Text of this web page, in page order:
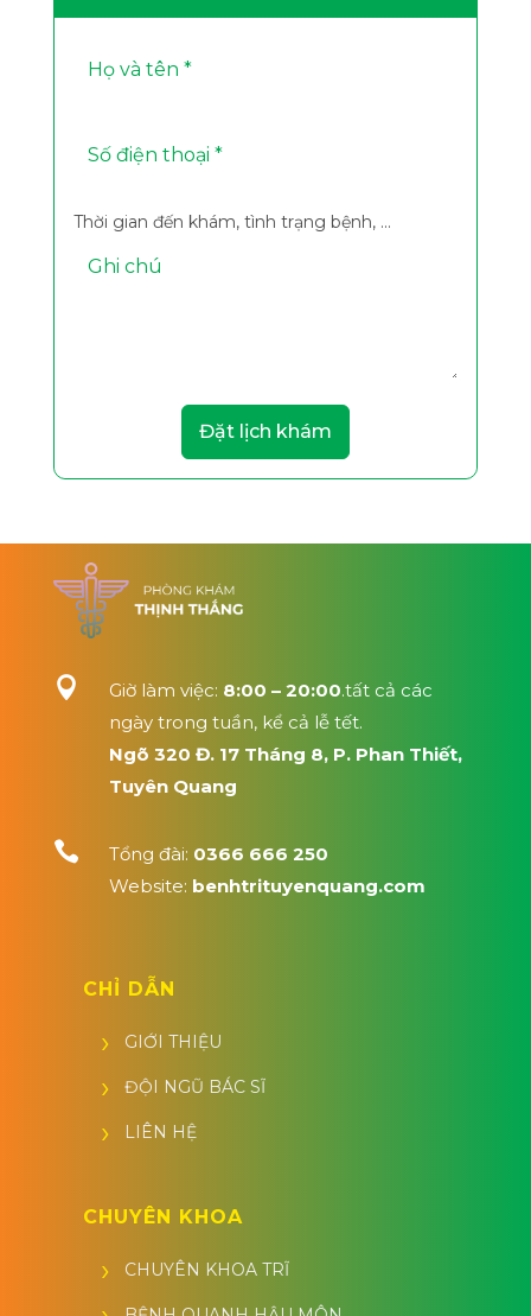
Thời gian đến khám, tình trạng bệnh, ...
Đặt lịch khám
 Giờ làm việc: 8:00 – 20:00.tất cả các
ngày trong tuần, kể cả lễ tết.
Ngõ 320 Đ. 17 Tháng 8, P. Phan Thiết,
Tuyên Quang
 Tổng đài: 0366 666 250
Website: benhtrituyenquang.com
CHỈ DẪN
GIỚI THIỆU
ĐỘI NGŨ BÁC SĨ
LIÊN HỆ
CHUYÊN KHOA
CHUYÊN KHOA TRĨ